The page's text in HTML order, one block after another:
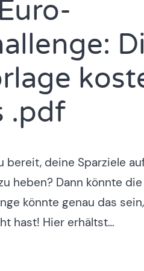
.pdf
bereit, deine Sparziele
heben? Dann könnte
könnte genau das
hast! Hier erhältst…